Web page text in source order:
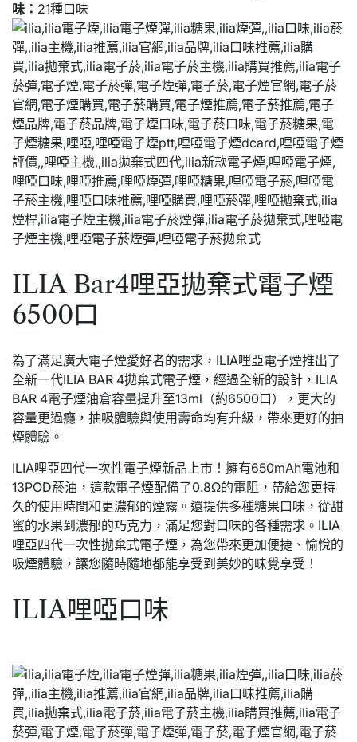
味： 21種口味
ILIA Bar4哩亞拋棄式電子煙
6500口
為了滿足廣大電子煙愛好者的需求，ILIA哩亞電子煙推出了
全新一代ILIA BAR 4拋棄式電子煙，經過全新的設計，ILIA
BAR 4電子煙油倉容量提升至13ml（約6500口），更大的
容量更過癮，抽吸體驗與使用壽命均有升級，帶來更好的抽
煙體驗。
ILIA哩亞四代一次性電子煙新品上市！擁有650mAh電池和
13POD菸油，這款電子煙配備了0.8Ω的電阻，帶給您更持
久的使用時間和更濃郁的煙霧。還提供多種糖果口味，從甜
蜜的水果到濃郁的巧克力，滿足您對口味的各種需求。ILIA
哩亞四代一次性抛棄式電子煙，為您帶來更加便捷、愉悅的
吸煙體驗，讓您隨時隨地都能享受到美妙的味覺享受！
ILIA哩啞口味